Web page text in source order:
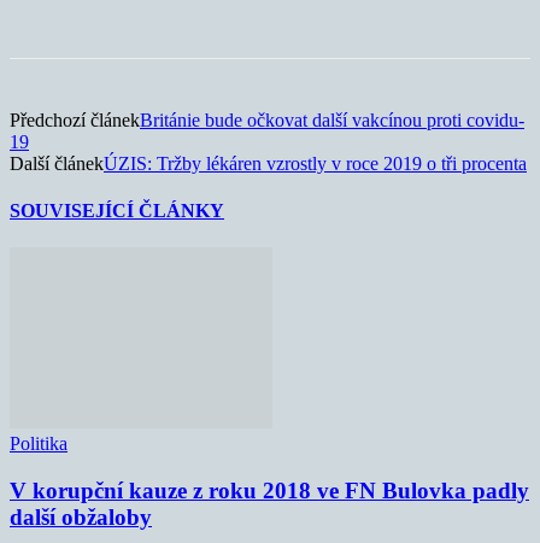
Předchozí článekBritánie bude očkovat další vakcínou proti covidu-
19
Další článekÚZIS: Tržby lékáren vzrostly v roce 2019 o tři procenta
SOUVISEJÍCÍ ČLÁNKY
Politika
V korupční kauze z roku 2018 ve FN Bulovka padly
další obžaloby